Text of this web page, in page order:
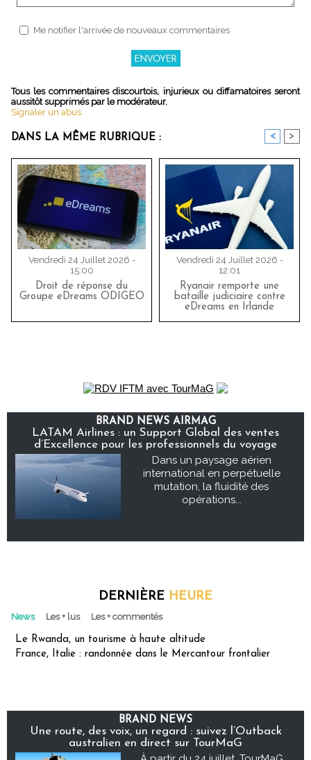
Me notifier l'arrivée de nouveaux commentaires
Tous les commentaires discourtois, injurieux ou diffamatoires seront
aussitôt supprimés par le modérateur.
Signaler un abus
DANS LA MÊME RUBRIQUE : < >
Vendredi 24 Juillet 2026 -
15:00
Droit de réponse du
Groupe eDreams ODIGEO
Vendredi 24 Juillet 2026 -
12:01
Ryanair remporte une
bataille judiciaire contre
eDreams en Irlande
BRAND NEWS AIRMAG
LATAM Airlines : un Support Global des ventes
d’Excellence pour les professionnels du voyage
Dans un paysage aérien
international en perpétuelle
mutation, la fluidité des
opérations...
DERNIÈRE HEURE
News Les + lus Les + commentés
Le Rwanda, un tourisme à haute altitude
France, Italie : randonnée dans le Mercantour frontalier
BRAND NEWS
Une route, des voix, un regard : suivez l’Outback
australien en direct sur TourMaG